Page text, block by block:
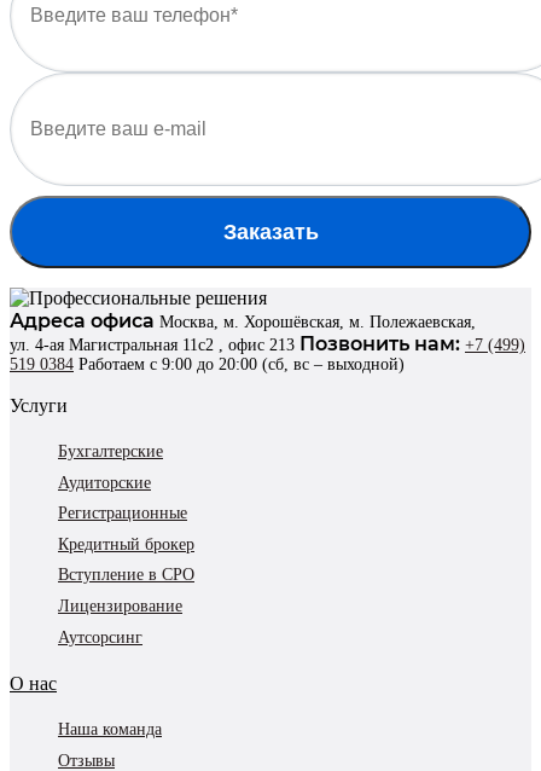
Заказать
Адреса офиса Москва, м. Хорошёвская, м. Полежаевская,
ул. 4-ая Магистральная 11с2 , офис 213 Позвонить нам: +7 (499)
519 0384 Работаем с 9:00 до 20:00 (сб, вс – выходной)
Услуги
Бухгалтерские
Аудиторские
Регистрационные
Кредитный брокер
Вступление в СРО
Лицензирование
Аутсорсинг
О нас
Наша команда
Отзывы